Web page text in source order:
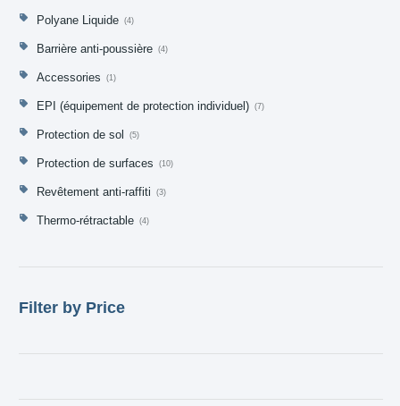
Polyane Liquide 4
Barrière anti-poussière 4
Accessories 1
EPI (équipement de protection individuel) 7
Protection de sol 5
Protection de surfaces 10
Revêtement anti-raffiti 3
Thermo-rétractable 4
Filter by Price